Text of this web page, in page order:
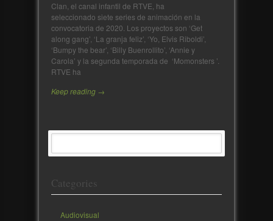
Clan, el canal infantil de RTVE, ha
seleccionado siete series de animación en la
convocatoria de 2020. Los proyectos son ‘Get
along gang’, ‘La granja feliz’, ‘Yo, Elvis Riboldi’,
‘Bumpy the bear’, ‘Billy Buenrollito’, ‘Annie y
Carola’ y la segunda temporada de ‘Momonsters ’.
RTVE ha
Keep reading →
Categories
Audiovisual